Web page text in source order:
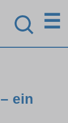
☰
ein